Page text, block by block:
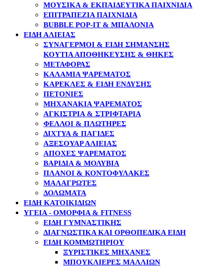
ΜΟΥΣΙΚΆ & ΕΚΠΑΙΔΕΥΤΙΚΆ ΠΑΙΧΝΊΔΙΑ
ΕΠΙΤΡΑΠΈΖΙΑ ΠΑΙΧΝΊΔΙΑ
BUBBLE POP-IT & ΜΠΑΛΌΝΙΑ
ΕΙΔΗ ΑΛΙΕΙΑΣ
ΣΥΝΑΓΕΡΜΟΊ & ΕΊΔΗ ΣΉΜΑΝΣΗΣ
ΚΟΥΤΙΆ ΑΠΟΘΉΚΕΥΣΗΣ & ΘΉΚΕΣ
ΜΕΤΑΦΟΡΆΣ
ΚΑΛΆΜΙΑ ΨΑΡΈΜΑΤΟΣ
ΚΑΡΈΚΛΕΣ & ΕΊΔΗ ΈΝΔΥΣΗΣ
ΠΕΤΟΝΙΈΣ
ΜΗΧΑΝΆΚΙΑ ΨΑΡΈΜΑΤΟΣ
ΑΓΚΊΣΤΡΙΑ & ΣΤΡΙΦΤΆΡΙΑ
ΦΕΛΛΟΊ & ΠΛΩΤΉΡΕΣ
ΔΊΧΤΥΑ & ΠΑΓΊΔΕΣ
ΑΞΕΣΟΥΆΡ ΑΛΙΕΊΑΣ
ΑΠΌΧΕΣ ΨΑΡΈΜΑΤΟΣ
ΒΑΡΊΔΙΑ & ΜΟΛΎΒΙΑ
ΠΛΆΝΟΙ & ΚΟΝΤΟΦΎΛΑΚΕΣ
ΜΑΛΑΓΡΩΤΈΣ
ΔΟΛΏΜΑΤΑ
ΕΙΔΗ ΚΑΤΟΙΚΙΔΙΩΝ
ΥΓΕΙΑ - ΟΜΟΡΦΙΑ & FITNESS
ΕΊΔΗ ΓΥΜΝΑΣΤΙΚΉΣ
ΔΙΑΓΝΩΣΤΙΚΆ ΚΑΙ ΟΡΘΟΠΕΔΙΚΆ ΕΊΔΗ
ΕΊΔΗ ΚΟΜΜΩΤΗΡΊΟΥ
ΞΥΡΙΣΤΙΚΈΣ ΜΗΧΑΝΈΣ
ΜΠΟΥΚΛΙΈΡΕΣ ΜΑΛΛΙΏΝ